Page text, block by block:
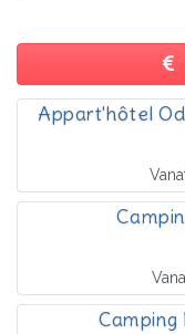
Appart'hôtel